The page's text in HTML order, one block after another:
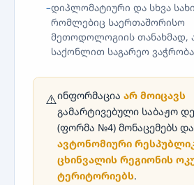
დიპლომატიური და სხვა
რომლებიც საერთაშორისო
მეთოდოლოგიის თანახმად,
საქონლით საგარეო
⚠️ინფორმაცია არ მოიცავს
გამარტივებული საბაჟო
(ფორმა №4) მონაცემებს და
ავტონომიური
ცხინვალის რეგიონის
ტერიტორიებს.